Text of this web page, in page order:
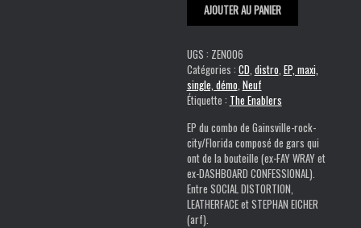
THE
ENABLERS
-
sweet
fuck
all
AJOUTER AU PANIER
UGS : ZEN006
Catégories : CD distro EP, maxi,
single, démo Neuf
Étiquette : The Enablers
EP du combo de Gainsville-rock-
city/Florida composé de gars qui
ont de la bouteille (ex-FAY WRAY et
ex-DASHBOARD CONFESSIONAL).
Entre SOCIAL DISTORTION,
LEATHERFACE et STEPHAN EICHER
(arf).